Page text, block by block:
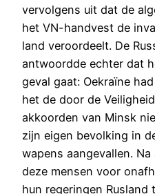
vervolgens uit dat de
het VN-handvest de
land veroordeelt. De
antwoordde echter dat
geval gaat: Oekraïne
het de door de
akkoorden van Minsk
zijn eigen bevolking in
wapens aangevallen.
deze mensen voor
hun regeringen Rusland